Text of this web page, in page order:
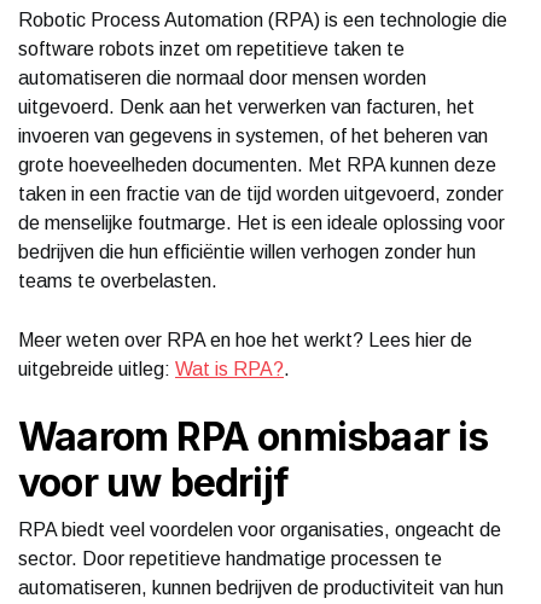
Robotic Process Automation (RPA) is een technologie die
software robots inzet om repetitieve taken te
automatiseren die normaal door mensen worden
uitgevoerd. Denk aan het verwerken van facturen, het
invoeren van gegevens in systemen, of het beheren van
grote hoeveelheden documenten. Met RPA kunnen deze
taken in een fractie van de tijd worden uitgevoerd, zonder
de menselijke foutmarge. Het is een ideale oplossing voor
bedrijven die hun efficiëntie willen verhogen zonder hun
teams te overbelasten.
Meer weten over RPA en hoe het werkt? Lees hier de
uitgebreide uitleg: Wat is RPA?.
Waarom RPA onmisbaar is
voor uw bedrijf
RPA biedt veel voordelen voor organisaties, ongeacht de
sector. Door repetitieve handmatige processen te
automatiseren, kunnen bedrijven de productiviteit van hun